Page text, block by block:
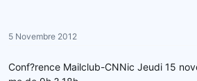
r
e
u
5 Novembre 2012
Conf?rence Mailclub-CNNic Jeudi 15